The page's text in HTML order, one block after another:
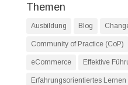
Themen
Ausbildung Blog
Community of Practice (CoP)
eCommerce Effektive
Erfahrungsorientiertes Lernen